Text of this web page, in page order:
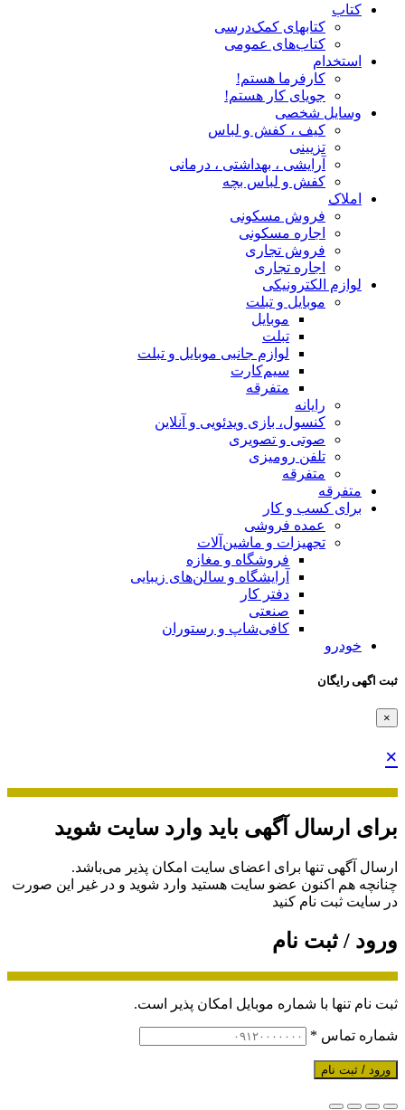
کتاب
کتابهای کمک‌درسی
کتاب‌های عمومی
استخدام
کارفرما هستم!
جویای کار هستم!
وسایل شخصی
کیف ، کفش و لباس
تزیینی
آرایشی ، بهداشتی ، درمانی
کفش و لباس بچه
املاک
فروش مسکونی
اجاره مسکونی
فروش تجاری
اجاره تجاری
لوازم الکترونیکی
موبایل و تبلت
موبایل
تبلت
لوازم جانبی موبایل و تبلت
سیم‌کارت
متفرقه
رایانه
کنسول، بازی‌ ویدئویی و آنلاین
صوتی و تصویری
تلفن رومیزی
متفرقه
متفرقه
برای کسب و کار
عمده فروشی
تجهیزات و ماشین‌آلات
فروشگاه و مغازه
آرایشگاه و سالن‌های زیبایی
دفتر کار
صنعتی
کافی‌شاپ و رستوران
خودرو
ثبت اگهی رایگان
×
×
برای ارسال آگهی باید وارد سایت شوید
ارسال آگهی تنها برای اعضای سایت امکان پذیر می‌باشد.
چنانچه هم‌ اکنون عضو سایت هستید وارد شوید و در غیر این صورت
در سایت ثبت نام کنید
ورود / ثبت نام
ثبت نام تنها با شماره موبایل امکان پذیر است.
شماره تماس *
ورود / ثبت نام